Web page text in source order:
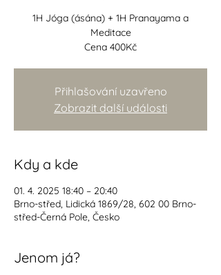
1H Jóga (ásána) + 1H Pranayama a
Meditace
Cena 400Kč
Přihlašování uzavřeno
Zobrazit další události
Kdy a kde
01. 4. 2025 18:40 – 20:40
Brno-střed, Lidická 1869/28, 602 00 Brno-
střed-Černá Pole, Česko
Jenom já?